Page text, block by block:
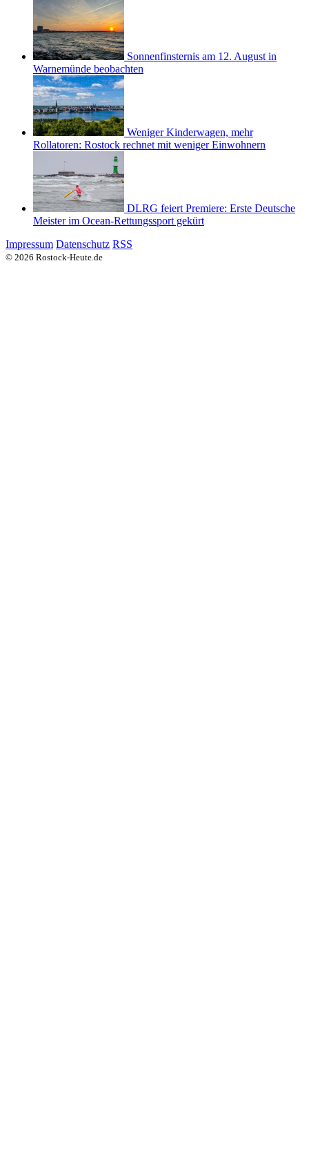
Sonnenfinsternis am 12. August in
Warnemünde beobachten
Weniger Kinderwagen, mehr
Rollatoren: Rostock rechnet mit weniger Einwohnern
DLRG feiert Premiere: Erste Deutsche
Meister im Ocean-Rettungssport gekürt
Impressum Datenschutz RSS
© 2026 Rostock-Heute.de